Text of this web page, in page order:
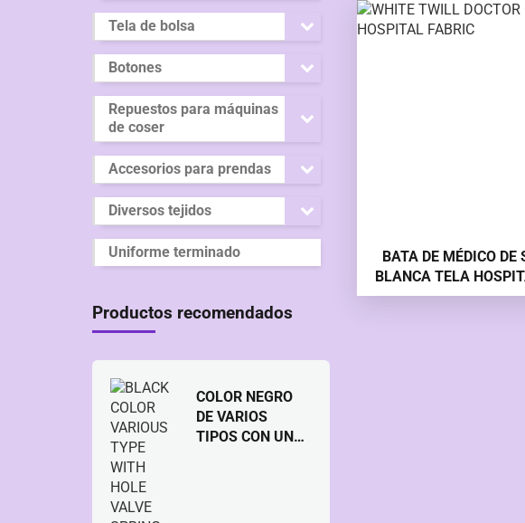
BATA DE MÉDICO DE
BLANCA TELA
Tela de bolsa
Botones
Repuestos para máquinas
de coser
Accesorios para prendas
Diversos tejidos
Uniforme terminado
Productos recomendados
COLOR NEGRO
DE VARIOS
TIPOS CON UN